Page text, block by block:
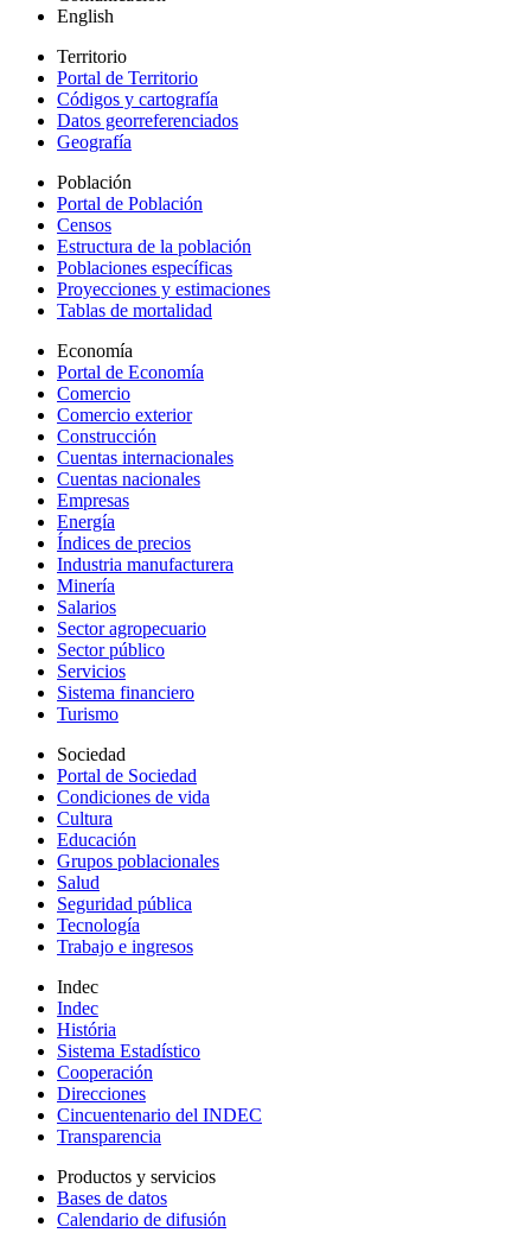
English
Territorio
Portal de Territorio
Códigos y cartografía
Datos georreferenciados
Geografía
Población
Portal de Población
Censos
Estructura de la población
Poblaciones específicas
Proyecciones y estimaciones
Tablas de mortalidad
Economía
Portal de Economía
Comercio
Comercio exterior
Construcción
Cuentas internacionales
Cuentas nacionales
Empresas
Energía
Índices de precios
Industria manufacturera
Minería
Salarios
Sector agropecuario
Sector público
Servicios
Sistema financiero
Turismo
Sociedad
Portal de Sociedad
Condiciones de vida
Cultura
Educación
Grupos poblacionales
Salud
Seguridad pública
Tecnología
Trabajo e ingresos
Indec
Indec
História
Sistema Estadístico
Cooperación
Direcciones
Cincuentenario del INDEC
Transparencia
Productos y servicios
Bases de datos
Calendario de difusión